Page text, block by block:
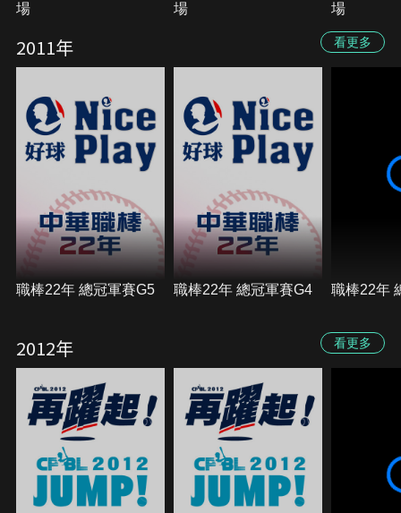
場
場
場
2011年 看更多
職棒22年 總冠軍賽G5 職棒22年 總冠軍賽G4 職棒22年
2012年 看更多